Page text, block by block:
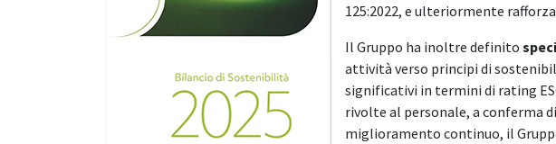
125:2022, e ulteriormente
Il Gruppo ha inoltre definito
attività verso principi di
significativi in termini di rating
rivolte al personale, a conferma
miglioramento continuo, il